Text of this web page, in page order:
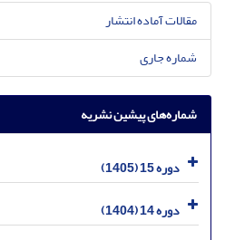
مقالات آماده انتشار
شماره جاری
شماره‌های پیشین نشریه
دوره 15 (1405)
دوره 14 (1404)